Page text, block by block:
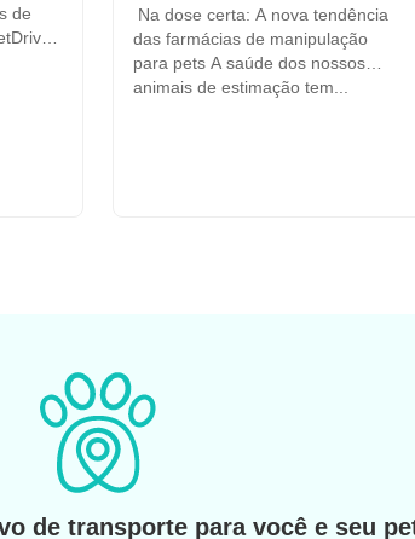
de
Na dose certa: A nova tendência
das farmácias de manipulação
para pets A saúde dos nossos
animais de estimação tem...
de transporte para você e seu